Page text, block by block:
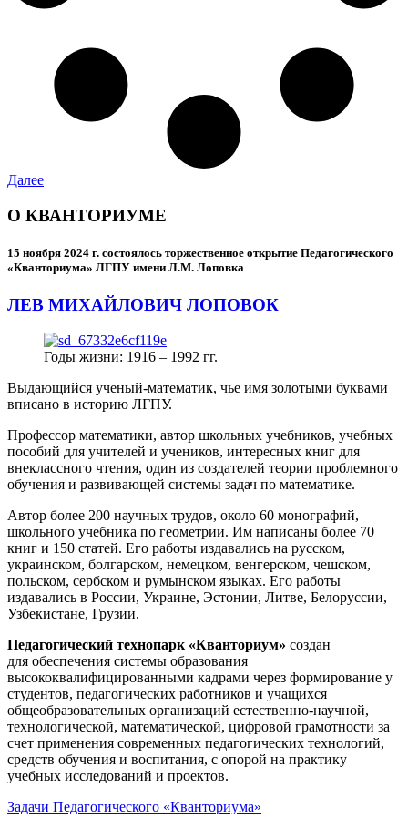
Далее
О КВАНТОРИУМЕ
15 ноября 2024 г. состоялось торжественное открытие Педагогического
«Кванториума» ЛГПУ имени Л.М. Лоповка
ЛЕВ МИХАЙЛОВИЧ ЛОПОВОК
Годы жизни: 1916 – 1992 гг.
Выдающийся ученый-математик, чье имя золотыми буквами
вписано в историю ЛГПУ.
Профессор математики, автор школьных учебников, учебных
пособий для учителей и учеников, интересных книг для
внеклассного чтения, один из создателей теории проблемного
обучения и развивающей системы задач по математике.
Автор более 200 научных трудов, около 60 монографий,
школьного учебника по геометрии. Им написаны более 70
книг и 150 статей. Его работы издавались на русском,
украинском, болгарском, немецком, венгерском, чешском,
польском, сербском и румынском языках. Его работы
издавались в России, Украине, Эстонии, Литве, Белоруссии,
Узбекистане, Грузии.
Педагогический технопарк «Кванториум» создан
для обеспечения системы образования
высококвалифицированными кадрами через формирование у
студентов, педагогических работников и учащихся
общеобразовательных организаций естественно-научной,
технологической, математической, цифровой грамотности за
счет применения современных педагогических технологий,
средств обучения и воспитания, с опорой на практику
учебных исследований и проектов.
Задачи Педагогического «Кванториума»